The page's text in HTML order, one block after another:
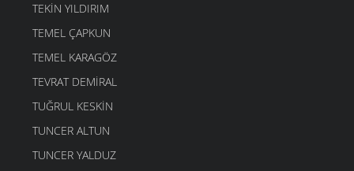
TEKIN YILDIRIM
TEMEL ÇAPKUN
TEMEL KARAGÖZ
TEVRAT DEMIRAL
TUĞRUL KESKIN
TUNCER ALTUN
TUNCER YALDUZ